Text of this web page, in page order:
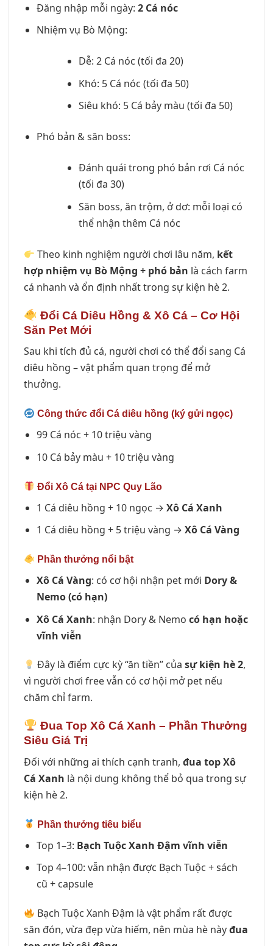
Đăng nhập mỗi ngày: 2 Cá nóc
Nhiệm vụ Bò Mộng:
Dễ: 2 Cá nóc (tối đa 20)
Khó: 5 Cá nóc (tối đa 50)
Siêu khó: 5 Cá bảy màu (tối đa 50)
Phó bản & săn boss:
Đánh quái trong phó bản rơi Cá nóc
(tối đa 30)
Săn boss, ăn trộm, ở dơ: mỗi loại có
thể nhận thêm Cá nóc
Theo kinh nghiệm người chơi lâu năm, kết
hợp nhiệm vụ Bò Mộng + phó bản là cách farm
cá nhanh và ổn định nhất trong sự kiện hè 2.
Đổi Cá Diêu Hồng & Xô Cá – Cơ Hội
Săn Pet Mới
Sau khi tích đủ cá, người chơi có thể đổi sang Cá
diêu hồng – vật phẩm quan trọng để mở
thưởng.
Công thức đổi Cá diêu hồng (ký gửi ngọc)
99 Cá nóc + 10 triệu vàng
10 Cá bảy màu + 10 triệu vàng
Đổi Xô Cá tại NPC Quy Lão
1 Cá diêu hồng + 10 ngọc → Xô Cá Xanh
1 Cá diêu hồng + 5 triệu vàng → Xô Cá Vàng
Phần thưởng nổi bật
Xô Cá Vàng: có cơ hội nhận pet mới Dory &
Nemo (có hạn)
Xô Cá Xanh: nhận Dory & Nemo có hạn hoặc
vĩnh viễn
Đây là điểm cực kỳ “ăn tiền” củasự kiện hè 2,
vì người chơi free vẫn có cơ hội mở pet nếu
chăm chỉ farm.
Đua Top Xô Cá Xanh – Phần Thưởng
Siêu Giá Trị
Đối với những ai thích cạnh tranh, đua top Xô
Cá Xanh là nội dung không thể bỏ qua trong sự
kiện hè 2.
Phần thưởng tiêu biểu
Top 1–3: Bạch Tuộc Xanh Đậm vĩnh viễn
Top 4–100: vẫn nhận được Bạch Tuộc + sách
cũ + capsule
Bạch Tuộc Xanh Đậm là vật phẩm rất được
săn đón, vừa đẹp vừa hiếm, nên mùa hè nàyđua